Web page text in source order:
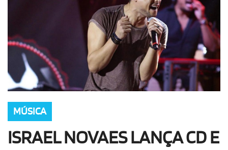
MÚSICA
ISRAEL NOVAES LANÇA CD E